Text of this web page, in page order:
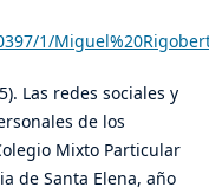
1/
Las redes sociales y
de los
Mixto Particular
de Santa Elena, año